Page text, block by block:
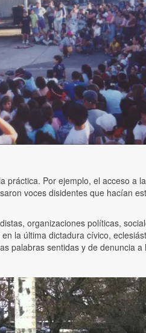
Por ejemplo, el acceso
voces disidentes que hacían
organizaciones políticas,
la última dictadura cívico,
palabras sentidas y de denuncia